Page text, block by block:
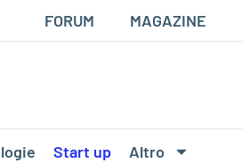
FORUM MAGAZINE
Start up Altro